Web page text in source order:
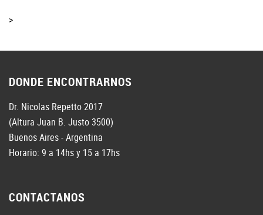
>
DONDE ENCONTRARNOS
Dr. Nicolas Repetto 2017
(Altura Juan B. Justo 3500)
Buenos Aires - Argentina
Horario: 9 a 14hs y 15 a 17hs
CONTACTANOS